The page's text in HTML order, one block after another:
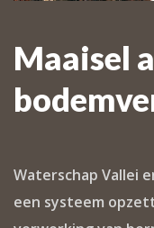
Maaisel
Waterschap Vallei
een systeem